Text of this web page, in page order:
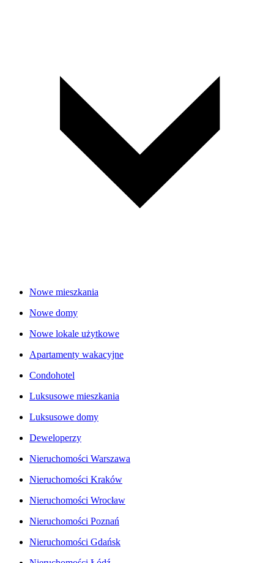
Nowe mieszkania
Nowe domy
Nowe lokale użytkowe
Apartamenty wakacyjne
Condohotel
Luksusowe mieszkania
Luksusowe domy
Deweloperzy
Nieruchomości Warszawa
Nieruchomości Kraków
Nieruchomości Wrocław
Nieruchomości Poznań
Nieruchomości Gdańsk